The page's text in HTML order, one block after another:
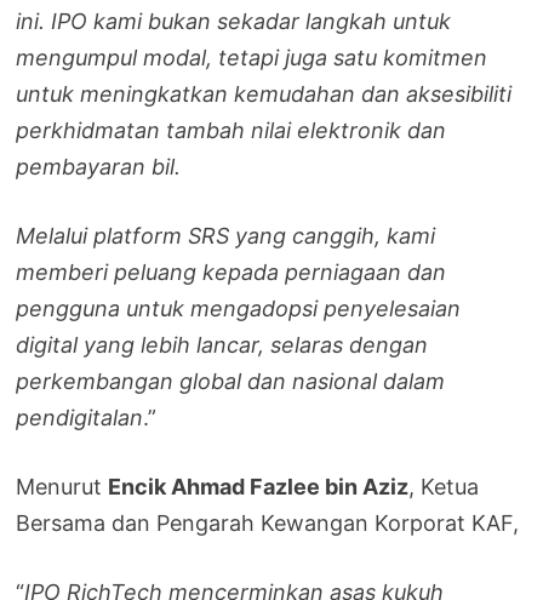
ini. IPO kami bukan sekadar langkah untuk
mengumpul modal, tetapi juga satu komitmen
untuk meningkatkan kemudahan dan aksesibiliti
perkhidmatan tambah nilai elektronik dan
pembayaran bil.
Melalui platform SRS yang canggih, kami
memberi peluang kepada perniagaan dan
pengguna untuk mengadopsi penyelesaian
digital yang lebih lancar, selaras dengan
perkembangan global dan nasional dalam
pendigitalan.”
Menurut Encik Ahmad Fazlee bin Aziz, Ketua
Bersama dan Pengarah Kewangan Korporat KAF,
“IPO RichTech mencerminkan asas kukuh